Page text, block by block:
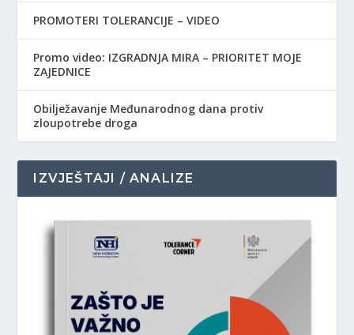
PROMOTERI TOLERANCIJE – VIDEO
Promo video: IZGRADNJA MIRA – PRIORITET MOJE
ZAJEDNICE
Obilježavanje Međunarodnog dana protiv
zloupotrebe droga
IZVJEŠTAJI / ANALIZE